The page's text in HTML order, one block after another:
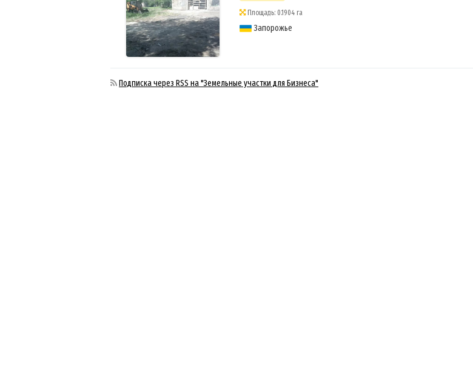
Площадь: 0.1904 га
Запорожье
Подписка через RSS на "Земельные участки для Бизнеса"